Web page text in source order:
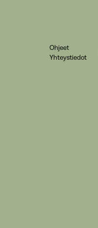
Ohjeet
Yhteystiedot